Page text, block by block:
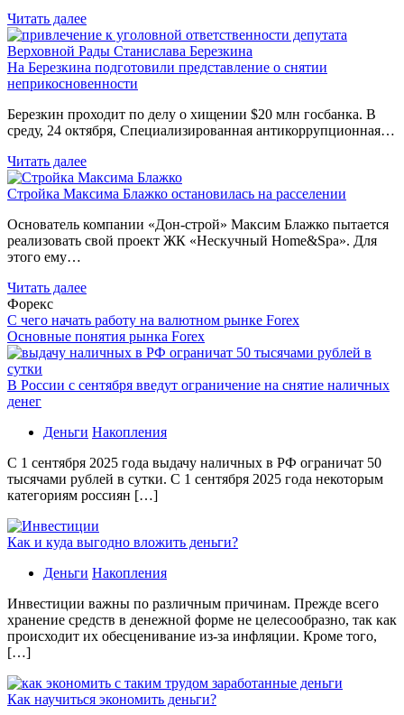
Читать далее
На Березкина подготовили представление о снятии
неприкосновенности
Березкин проходит по делу о хищении $20 млн госбанка. В
среду, 24 октября, Специализированная антикоррупционная…
Читать далее
Стройка Максима Блажко остановилась на расселении
Основатель компании «Дон-строй» Максим Блажко пытается
реализовать свой проект ЖК «Нескучный Home&Spa». Для
этого ему…
Читать далее
Форекс
С чего начать работу на валютном рынке Forex
Основные понятия рынка Forex
В России с сентября введут ограничение на снятие наличных
денег
Деньги Накопления
С 1 сентября 2025 года выдачу наличных в РФ ограничат 50
тысячами рублей в сутки. С 1 сентября 2025 года некоторым
категориям россиян […]
Как и куда выгодно вложить деньги?
Деньги Накопления
Инвестиции важны по различным причинам. Прежде всего
хранение средств в денежной форме не целесообразно, так как
происходит их обесценивание из-за инфляции. Кроме того,
[…]
Как научиться экономить деньги?